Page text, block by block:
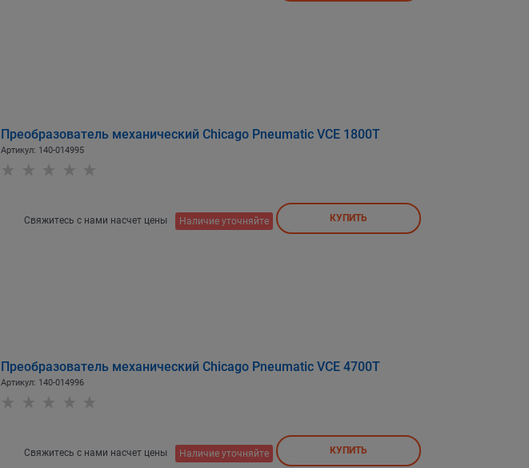
Преобразователь механический Chicago Pneumatic VCE 1800T
Артикул: 140-014995
Свяжитесь с нами насчет цены Наличие уточняйте КУПИТЬ
Преобразователь механический Chicago Pneumatic VCE 4700T
Артикул: 140-014996
Свяжитесь с нами насчет цены Наличие уточняйте КУПИТЬ